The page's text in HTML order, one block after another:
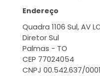
Endereço
Quadra 1106 Sul, AV
Diretor Sul
Palmas - TO
CEP 77024054
CNPJ 00.542.637/